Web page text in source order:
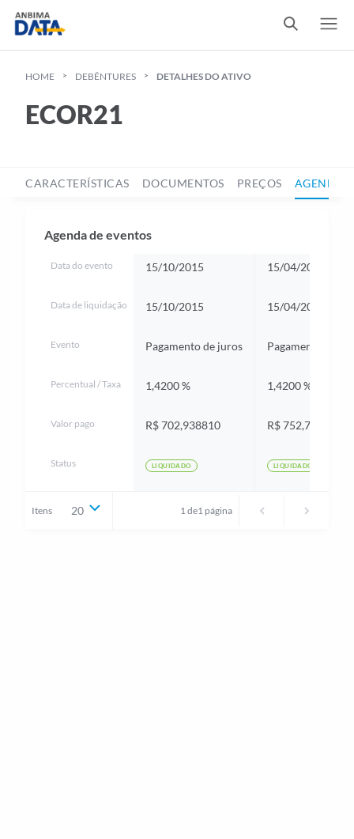
HOME DEBÊNTURES DETALHES DO ATIVO
ECOR21
CARACTERÍSTICAS DOCUMENTOS PREÇOS AGENDA
Agenda de eventos
Data do evento
Data de liquidação
Evento
Percentual / Taxa
Valor pago
Status
15/10/2015
15/10/2015
Pagamento de juros
1,4200 %
R$ 702,938810
LIQUIDADO
15/04/2016
15/04/2016
Pagamento de
1,4200 %
R$ 752,732900
LIQUIDADO
Itens 20 1 de1 página